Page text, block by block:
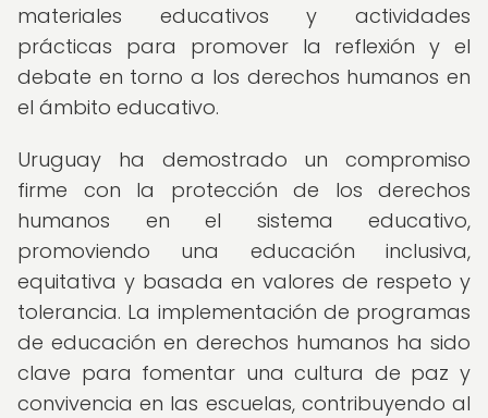
materiales educativos y actividades
prácticas para promover la reflexión y el
debate en torno a los derechos humanos en
el ámbito educativo.
Uruguay ha demostrado un compromiso
firme con la protección de los derechos
humanos en el sistema educativo,
promoviendo una educación inclusiva,
equitativa y basada en valores de respeto y
tolerancia. La implementación de programas
de educación en derechos humanos ha sido
clave para fomentar una cultura de paz y
convivencia en las escuelas, contribuyendo al